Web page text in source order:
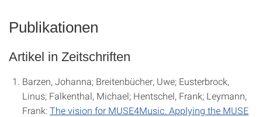
Publikationen
Artikel in Zeitschriften
Barzen, Johanna; Breitenbücher, Uwe; Eusterbrock,
Linus; Falkenthal, Michael; Hentschel, Frank; Leymann,
Frank:The vision for MUSE4Music. Applying the MUSE